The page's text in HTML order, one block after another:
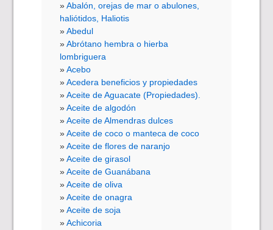
Abalón, orejas de mar o abulones,
haliótidos, Haliotis
Abedul
Abrótano hembra o hierba
lombriguera
Acebo
Acedera beneficios y propiedades
Aceite de Aguacate (Propiedades).
Aceite de algodón
Aceite de Almendras dulces
Aceite de coco o manteca de coco
Aceite de flores de naranjo
Aceite de girasol
Aceite de Guanábana
Aceite de oliva
Aceite de onagra
Aceite de soja
Achicoria